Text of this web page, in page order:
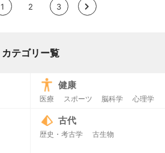
1 2 3 >
カテゴリー覧
健康
医療 スポーツ 脳科学 心理学
古代
歴史・考古学 古生物